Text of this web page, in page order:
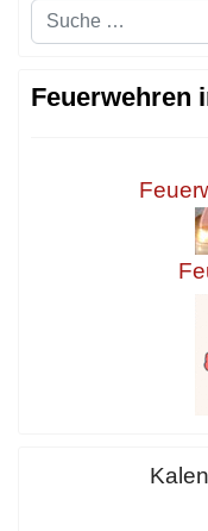
Suchen
Feuerwehren